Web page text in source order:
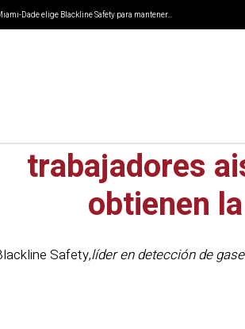
Dade elige Blackline Safety para mantener...
trabajadores
obtienen
Safety,líder en detección de